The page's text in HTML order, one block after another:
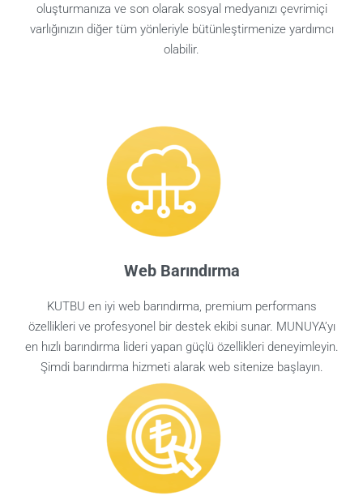
oluşturmanıza ve son olarak sosyal medyanızı çevrimiçi
varlığınızın diğer tüm yönleriyle bütünleştirmenize yardımcı
olabilir.
Web Barındırma
KUTBU en iyi web barındırma, premium performans
özellikleri ve profesyonel bir destek ekibi sunar. MUNUYA’yı
en hızlı barındırma lideri yapan güçlü özellikleri deneyimleyin.
Şimdi barındırma hizmeti alarak web sitenize başlayın.